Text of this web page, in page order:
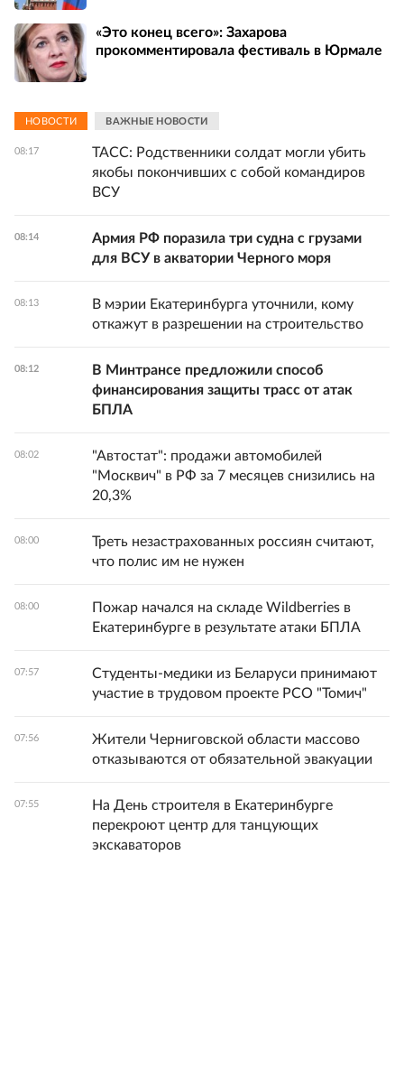
«Это конец всего»: Захарова
прокомментировала фестиваль в Юрмале
НОВОСТИ ВАЖНЫЕ НОВОСТИ
08:17
ТАСС: Родственники солдат могли убить
якобы покончивших с собой командиров
ВСУ
08:14
Армия РФ поразила три судна с грузами
для ВСУ в акватории Черного моря
08:13
В мэрии Екатеринбурга уточнили, кому
откажут в разрешении на строительство
08:12
В Минтрансе предложили способ
финансирования защиты трасс от атак
БПЛА
08:02
"Автостат": продажи автомобилей
"Москвич" в РФ за 7 месяцев снизились на
20,3%
08:00
Треть незастрахованных россиян считают,
что полис им не нужен
08:00
Пожар начался на складе Wildberries в
Екатеринбурге в результате атаки БПЛА
07:57
Студенты-медики из Беларуси принимают
участие в трудовом проекте РСО "Томич"
07:56
Жители Черниговской области массово
отказываются от обязательной эвакуации
07:55
На День строителя в Екатеринбурге
перекроют центр для танцующих
экскаваторов